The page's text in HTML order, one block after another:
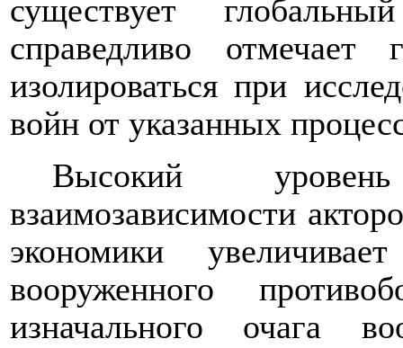
существует
справедливо
изолироваться при
войн от указанных
Высокий
взаимозависимости
экономики
вооруженного
изначального очага